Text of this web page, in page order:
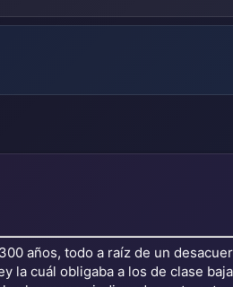
años, todo a raíz de un
la cuál obligaba a los de clase